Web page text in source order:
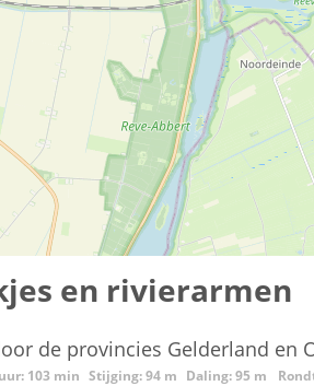
en rivierarmen
de provincies Gelderland en
103 min Stijging: 94 m Daling: 95 m